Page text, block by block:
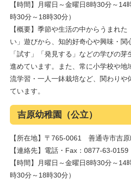
【時間】月曜日～金曜日8時30分～
時30分～18時30分）
【概要】季節や生活の中からうまれ
い」遊びから、知的好奇心や興味・関
「試す」「発見する」などの学びの
進めています。また、常に小学校や地
流学習・一人一鉢栽培など、関わりや
ています。
吉原幼稚園（公立）
【所在地】〒765-0061 善通寺市吉
【連絡先】電話・Fax：0877-63-0159
【時間】月曜日～金曜日8時30分～
時30分～18時30分）